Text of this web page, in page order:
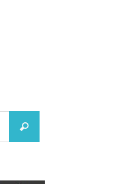
Recherche